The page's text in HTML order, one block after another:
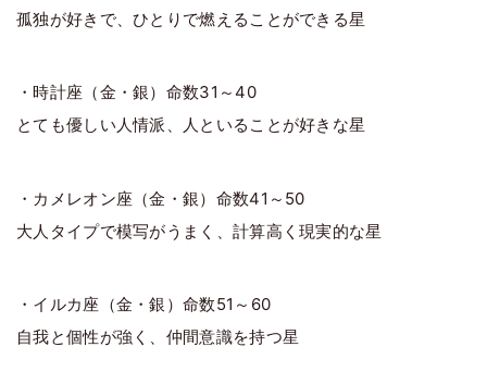
孤独が好きで、ひとりで燃えることができる星
・時計座（金・銀）命数31～40
とても優しい人情派、人といることが好きな星
・カメレオン座（金・銀）命数41～50
大人タイプで模写がうまく、計算高く現実的な星
・イルカ座（金・銀）命数51～60
自我と個性が強く、仲間意識を持つ星